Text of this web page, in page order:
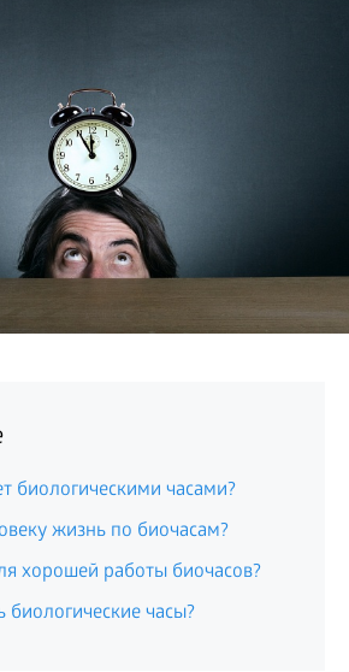
биологическими часами?
жизнь по биочасам?
хорошей работы биочасов?
биологические часы?